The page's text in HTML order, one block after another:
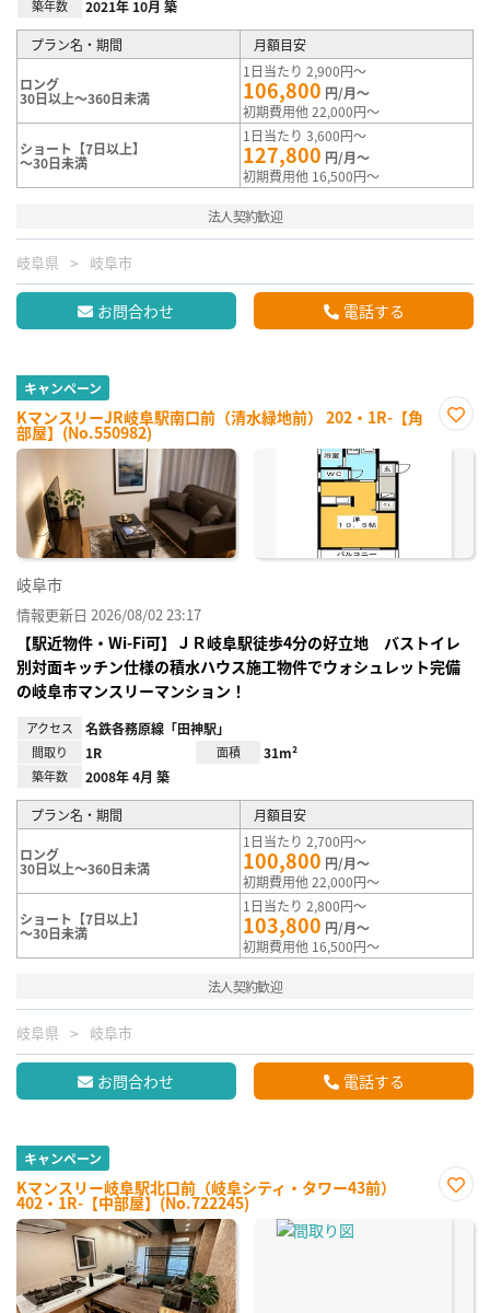
築年数 2021年 10月 築
プラン名・期間 月額目安
ロング
30日以上～360日未満
1日当たり 2,900円～
106,800 円/月～
初期費用他 22,000円～
ショート【7日以上】
～30日未満
1日当たり 3,600円～
127,800 円/月～
初期費用他 16,500円～
法人契約歓迎
岐阜県 岐阜市
お問合わせ 電話する
キャンペーン
KマンスリーJR岐阜駅南口前（清水緑地前） 202・1R-【角
部屋】(No.550982)
に入
岐阜市
情報更新日 2026/08/02 23:17
【駅近物件・Wi-Fi可】ＪＲ岐阜駅徒歩4分の好立地 バストイレ
別対面キッチン仕様の積水ハウス施工物件でウォシュレット完備
の岐阜市マンスリーマンション！
アクセス 名鉄各務原線「田神駅」
間取り 1R 面積 31m²
築年数 2008年 4月 築
プラン名・期間 月額目安
ロング
30日以上～360日未満
1日当たり 2,700円～
100,800 円/月～
初期費用他 22,000円～
ショート【7日以上】
～30日未満
1日当たり 2,800円～
103,800 円/月～
初期費用他 16,500円～
法人契約歓迎
岐阜県 岐阜市
お問合わせ 電話する
キャンペーン
Kマンスリー岐阜駅北口前（岐阜シティ・タワー43前）
402・1R-【中部屋】(No.722245)
に入